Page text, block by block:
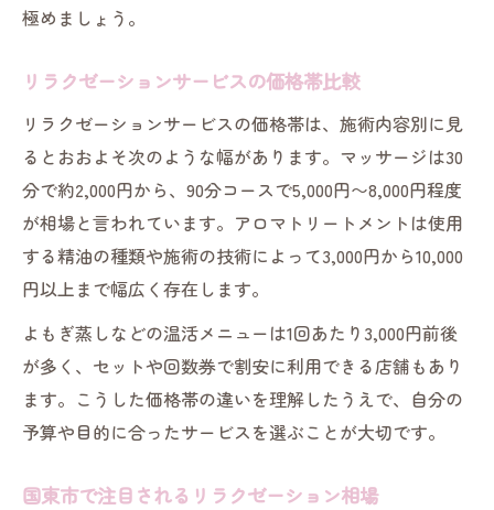
予算に合ったリラクゼーション選びのコツ
リラクゼーション料金内で最大限満足する
方法
自分に合ったリラクゼーションの料金選び
リラクゼーション料金と満足度の両立術
お得なリラクゼーション料金で選ぶポイン
ト
探す
リラクゼーションサービスで納得感を得る
方法
ションの選び方
極めましょう。
リラクゼーションサービスの価格帯比較
リラクゼーションサービスの価格帯は、施術内容別に見
るとおおよそ次のような幅があります。マッサージは30
分で約2,000円から、90分コースで5,000円〜8,000円程度
が相場と言われています。アロマトリートメントは使用
する精油の種類や施術の技術によって3,000円から10,000
円以上まで幅広く存在します。
よもぎ蒸しなどの温活メニューは1回あたり3,000円前後
が多く、セットや回数券で割安に利用できる店舗もあり
ます。こうした価格帯の違いを理解したうえで、自分の
予算や目的に合ったサービスを選ぶことが大切です。
国東市で注目されるリラクゼーション相場